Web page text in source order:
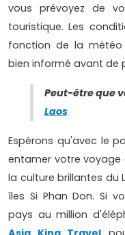
vous prévoyez de
touristique. Les
fonction de la météo
bien informé avant de
Peut-être que
Laos
Espérons qu'avec le
entamer votre
la culture brillantes du
îles Si Phan Don. Si
pays au million